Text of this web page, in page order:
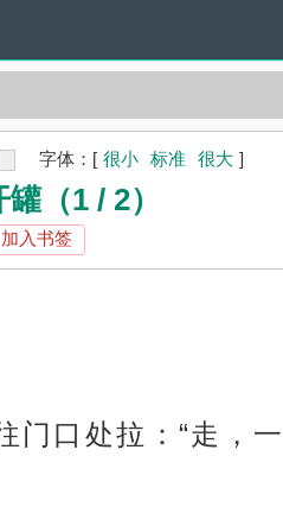
字体： [ 很小 标准 很大 ]
（1 / 2）
加入书签
口处拉：“走，